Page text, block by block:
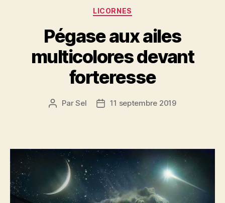
Catégories
LICORNES
Pégase aux ailes
multicolores devant
forteresse
Auteur
ParSel
Date11 septembre 2019